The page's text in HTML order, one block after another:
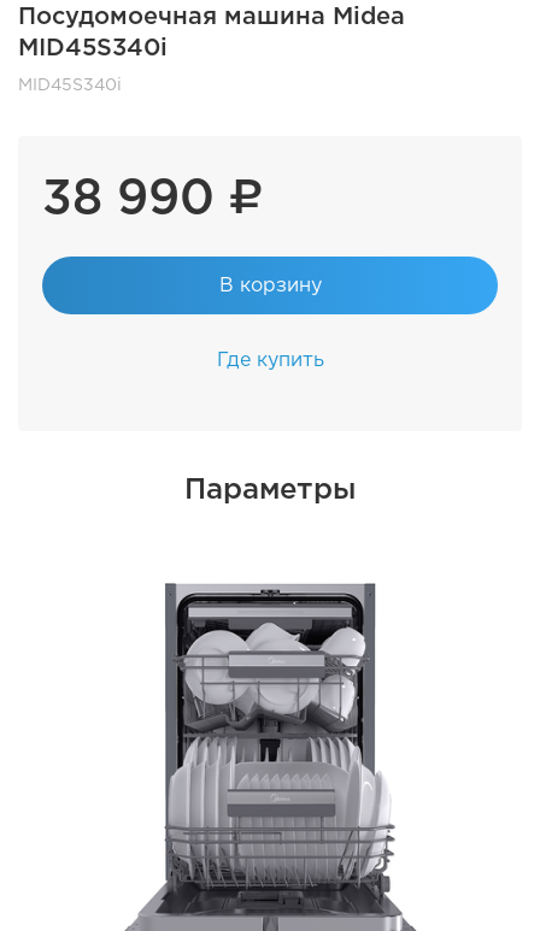
Посудомоечная машина Midea
MID45S340i
MID45S340i
38 990 ₽
В корзину
Где купить
Параметры